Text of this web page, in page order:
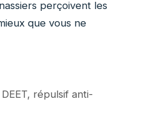
perçoivent les
que vous ne
DEET, répulsif anti-